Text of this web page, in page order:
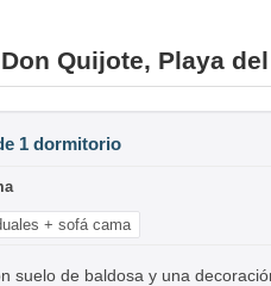
Quijote, Playa
1 dormitorio
+ sofá cama
suelo de baldosa y una